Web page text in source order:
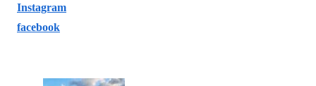
Instagram
facebook